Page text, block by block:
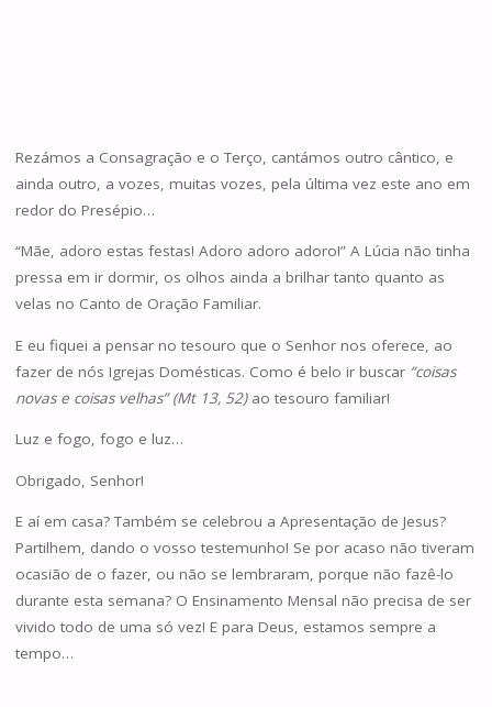
Rezámos a Consagração e o Terço, cantámos outro cântico, e
ainda outro, a vozes, muitas vozes, pela última vez este ano em
redor do Presépio…
“Mãe, adoro estas festas! Adoro adoro adoro!” A Lúcia não tinha
pressa em ir dormir, os olhos ainda a brilhar tanto quanto as
velas no Canto de Oração Familiar.
E eu fiquei a pensar no tesouro que o Senhor nos oferece, ao
fazer de nós Igrejas Domésticas. Como é belo ir buscar “coisas
novas e coisas velhas” (Mt 13, 52)ao tesouro familiar!
Luz e fogo, fogo e luz…
Obrigado, Senhor!
E aí em casa? Também se celebrou a Apresentação de Jesus?
Partilhem, dando o vosso testemunho! Se por acaso não tiveram
ocasião de o fazer, ou não se lembraram, porque não fazê-lo
durante esta semana? O Ensinamento Mensal não precisa de ser
vivido todo de uma só vez! E para Deus, estamos sempre a
tempo…